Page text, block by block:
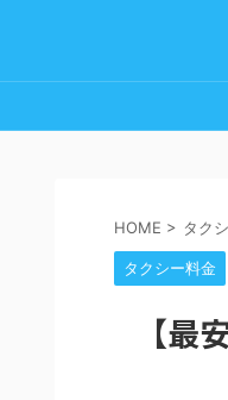
HOME > タク
タクシー料金
【